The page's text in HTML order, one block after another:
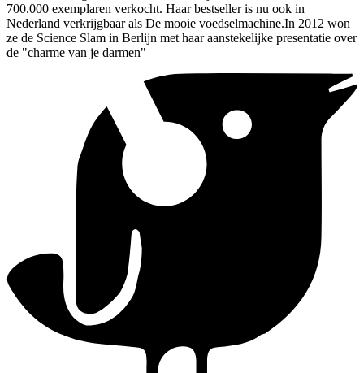
700.000 exemplaren verkocht. Haar bestseller is nu ook in
Nederland verkrijgbaar als De mooie voedselmachine.In 2012 won
ze de Science Slam in Berlijn met haar aanstekelijke presentatie over
de "charme van je darmen"